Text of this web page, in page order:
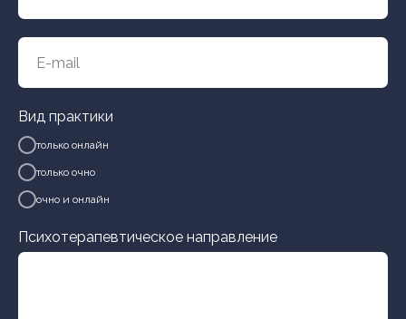
Вид практики
только онлайн
только очно
очно и онлайн
Психотерапевтическое направление